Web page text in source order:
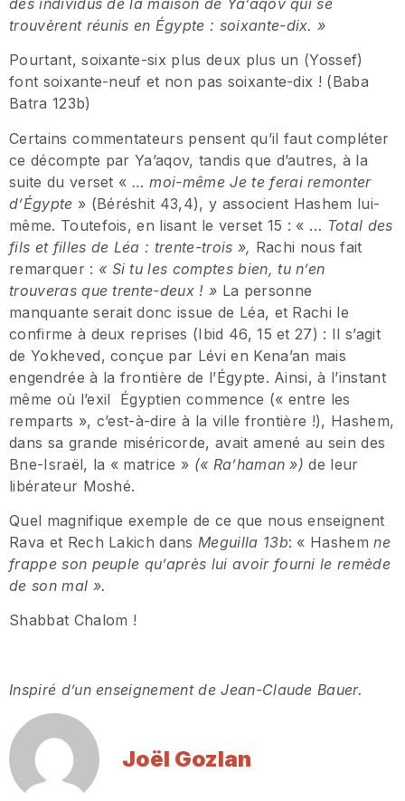
trouvèrent réunis en Égypte : soixante-dix. »
Pourtant, soixante-six plus deux plus un (Yossef)
font soixante-neuf et non pas soixante-dix ! (Baba
Batra 123b)
Certains commentateurs pensent qu’il faut compléter
ce décompte par Ya’aqov, tandis que d’autres, à la
suite du verset « …moi-même Je te ferai remonter
d’Égypte » (Béréshit 43,4), y associent Hashem lui-
même. Toutefois, en lisant le verset 15 : « … Total des
fils et filles de Léa : trente-trois », Rachi nous fait
remarquer : « Si tu les comptes bien, tu n’en
trouveras que trente-deux ! » La personne
manquante serait donc issue de Léa, et Rachi le
confirme à deux reprises (Ibid 46, 15 et 27) : Il s’agit
de Yokheved, conçue par Lévi en Kena’an mais
engendrée à la frontière de l’Égypte. Ainsi, à l’instant
même où l’exil Égyptien commence (« entre les
remparts », c’est-à-dire à la ville frontière !), Hashem,
dans sa grande miséricorde, avait amené au sein des
Bne-Israël, la « matrice » (« Ra’haman ») de leur
libérateur Moshé.
Quel magnifique exemple de ce que nous enseignent
Rava et Rech Lakich dans Meguilla 13b: « Hashem ne
frappe son peuple qu’après lui avoir fourni le remède
de son mal ».
Shabbat Chalom !
Inspiré d’un enseignement de Jean-Claude Bauer.
Joël Gozlan